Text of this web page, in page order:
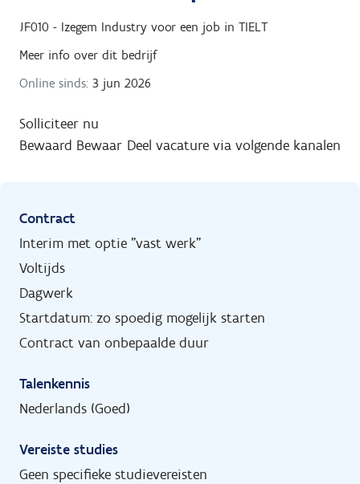
JF010 - Izegem Industry voor een job in TIELT
Meer info over dit bedrijf
Online sinds: 3 jun 2026
Solliciteer nu
Bewaard Bewaar Deel vacature via volgende kanalen
Contract
Interim met optie "vast werk"
Voltijds
Dagwerk
Startdatum: zo spoedig mogelijk starten
Contract van onbepaalde duur
Talenkennis
Nederlands (Goed)
Vereiste studies
Geen specifieke studievereisten